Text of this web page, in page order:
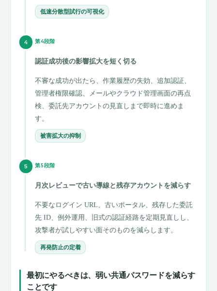
低速分散型試行の可視化
4 第4段階
認証成功後の影響拡大を短く切る
不審な成功が出たら、作業履歴の失効、追加認証、
管理者権限確認、メールやクラウド管理画面の再点
検、委託先アカウントの見直しまで即時に進めま
す。
被害拡大の抑制
5 第5段階
月次レビューで古い導線と残存アカウントを減らす
不要なログイン URL、古いポータル、残存した委託
先 ID、例外運用、旧式の認証経路を定期見直しし、
攻撃者が試しやすい面そのものを減らします。
再発防止の定着
最初にやるべきは、弱い共通パスワードを減らす
ことです